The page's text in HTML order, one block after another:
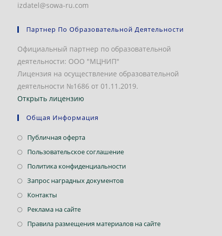
izdatel@sowa-ru.com
Партнер По Образовательной Деятельности
Официальный партнер по образовательной
деятельности: ООО "МЦНИП"
Лицензия на осуществление образовательной
деятельности №1686 от 01.11.2019.
Открыть лицензию
Общая Информация
Публичная офертаОткроется
в
Пользовательское соглашениеОткроется
в
Политика конфиденциальностиОткроется
Запрос наградных документовОткроется
Контакты
в
Реклама на сайтеОткроется
в
Правила размещения материалов на сайтеОткроется